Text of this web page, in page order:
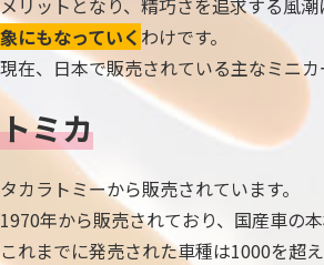
メリットとなり、精巧さを追求する風
象にもなっていく わけです。
現在、日本で販売されている主なミニ
トミカ
タカラトミーから販売されています。
1970年から販売されており、国産車の
これまでに発売された車種は1000を超